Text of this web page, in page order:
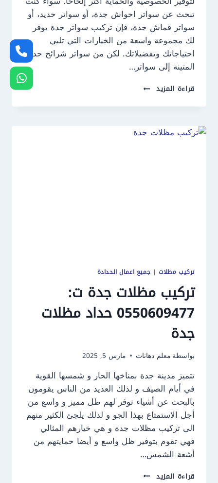
تبحث عن سواتر احواش جدة، أو سواتر حديد، أو
سواتر قماش جدة، فإن تركيب سواتر جدة يوفر
لك مجموعة واسعة من الخيارات التي تلبي
احتياجاتك وتفضيلاتك. لكن من سواتر شرائح حديد
المتينة إلى سواتر…
قراءة المزيد تركيب
جدة
سواتر
تركيب مظلات| جميع اعمال الحدادة
تركيب مظلات جدة ت:
0550609477 حداد مظلات
جدة
بواسطة معلم دهانات مارس 5, 2025
تتميز مدينة جدة بمناخها الحار و شمسها القوية
في أيام الصيف و لذلك العديد من الناس يقومون
بالبحث عن أشياء توفر لهم ظل مميز و واسع من
أجل الاستمتاع بهذا الجو و لذلك يلجئ الكثير منهم
الى تركيب مظلات جدة و هي خيارهم المثالي
فهي تقوم بتوفير ظل واسع و أيضا حمايتهم من
أشعة الشمس…
قراءة المزيد تركيب